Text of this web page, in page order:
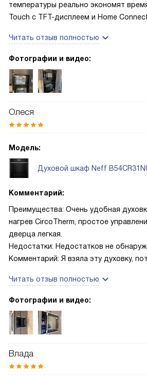
температуры реально экономят
Touch с TFT-дисплеем и Home
EasyClean и каталитическая задняя
уборку. Удобная раздвижная дверца
противней безопасным.
Читать отзыв полностью
Фотографии и видео:
Олеся
Модель:
Духовой шкаф Neff
Комментарий:
Преимущества: Очень удобная
нагрев CircoTherm, простое
дверца легкая.
Недостатки: Недостатков не
Комментарий: Я взяла эту духовку,
первых дней она удивила
режиме «выпечка хлеба» поднялся
внутри! Режим для подъёма теста
закваской спокойной — тесто не
практичных решений оказалась дверца
семейном ужине, когда нужно было
Читать отзыв полностью
Фотографии и видео:
Влада